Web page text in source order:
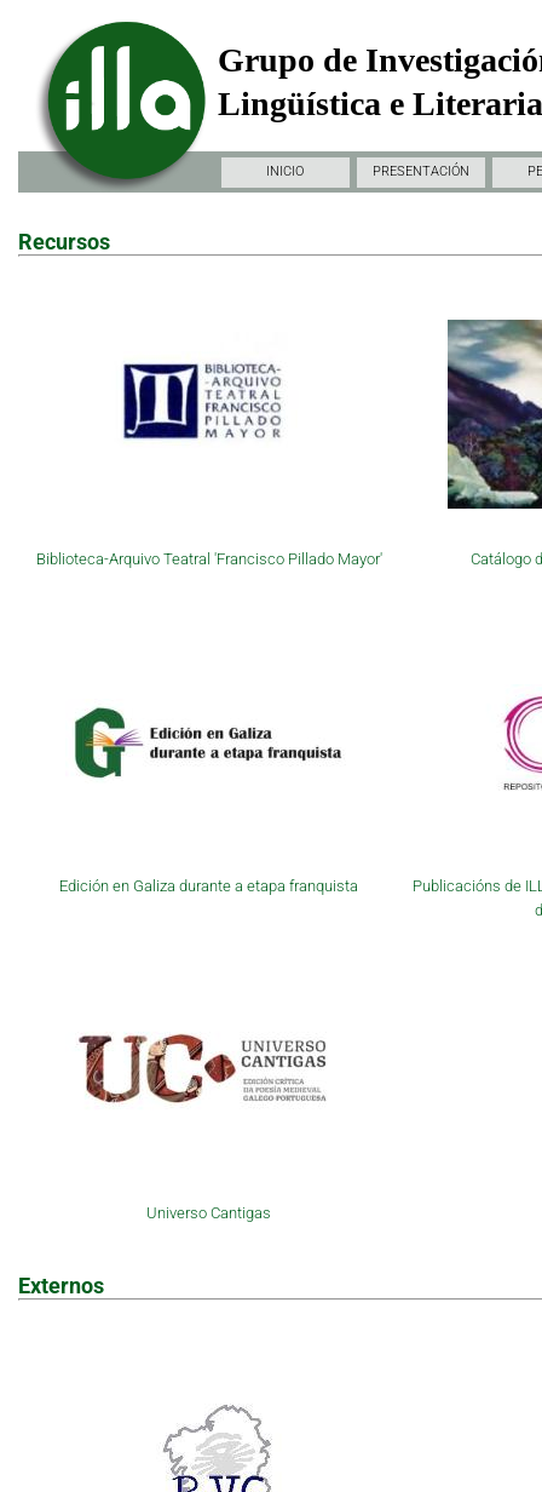
Grupo de
Lingüística e
INICIO PRESENTACIÓN
Recursos
Biblioteca-Arquivo Teatral 'Francisco Pillado Mayor' Catálogo
Edición en Galiza durante a etapa franquista
Publicacións de
Universo Cantigas
Externos